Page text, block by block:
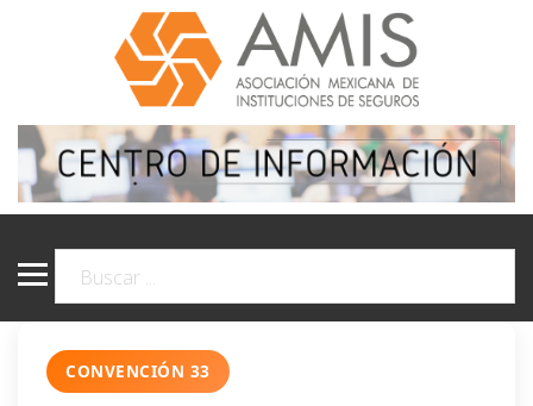
CONVENCIÓN 33